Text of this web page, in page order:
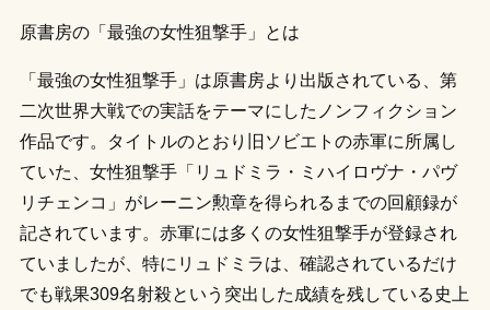
原書房の「最強の女性狙撃手」とは
「最強の女性狙撃手」は原書房より出版されている、第
二次世界大戦での実話をテーマにしたノンフィクション
作品です。タイトルのとおり旧ソビエトの赤軍に所属し
ていた、女性狙撃手「リュドミラ・ミハイロヴナ・パヴ
リチェンコ」がレーニン勲章を得られるまでの回顧録が
記されています。赤軍には多くの女性狙撃手が登録され
ていましたが、特にリュドミラは、確認されているだけ
でも戦果309名射殺という突出した成績を残している史上